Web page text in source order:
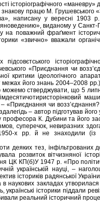
«маневру»
працю М. Грушевського
написану у вересні 1903
виданому у Санкт-
на поважний фраґмент
«звично» вважали
«Приєднання чи
критики ідеологічного
його знань 2004–2008
можемо стверджувати, що 5
«Приєднання чи
– автор підготував
професора К. Дубини та його
суперечок, невиразних
х рр. й не знаходили (із
деяких тез, інфільтрованих
розвиток вітчизняної
ЦК КП(б)У 1947 р. «Про
українській науці, –
істориків радянської
наукових закладах
історики піддали
реальний історичний